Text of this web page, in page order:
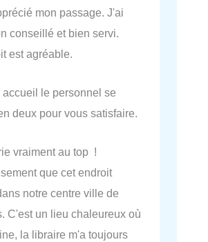
mon passage. J'ai
conseillé et bien servi.
est agréable.
accueil le personnel se
deux pour vous satisfaire.
vraiment au top !
que cet endroit
notre centre ville de
C'est un lieu chaleureux où
la libraire m'a toujours